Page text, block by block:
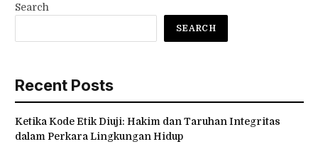
Search
SEARCH
Recent Posts
Ketika Kode Etik Diuji: Hakim dan Taruhan Integritas
dalam Perkara Lingkungan Hidup